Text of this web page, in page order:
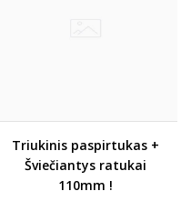
Triukinis paspirtukas +
Šviečiantys ratukai
110mm !